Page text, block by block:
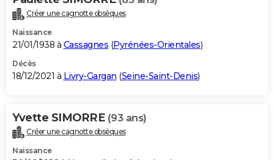
Créer une cagnotte obsèques
Naissance
21/01/1938 à Cassagnes (Pyrénées-Orientales)
Décès
18/12/2021 à Livry-Gargan (Seine-Saint-Denis)
Yvette SIMORRE (93 ans)
Créer une cagnotte obsèques
Naissance